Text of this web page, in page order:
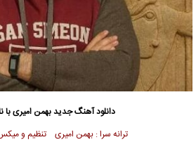
دانلود آهنگ جدیدبهمن امیری با
ترانه سرا : بهمن امیری تنظیم و